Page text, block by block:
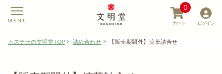
ログイン
カート
0
カステラの文明堂TOP 詰め合わせ 【販売期間外】涼菓詰合せ